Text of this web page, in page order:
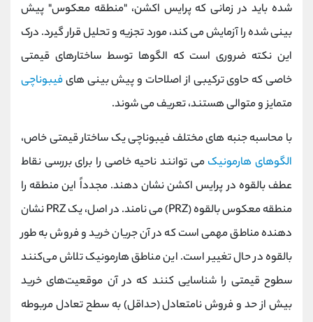
شده باید در زمانی که پرایس اکشن، "منطقه معکوس" پیش
بینی شده را آزمایش می کند، مورد تجزیه و تحلیل قرار گیرد. درک
این نکته ضروری است که الگوها توسط ساختارهای قیمتی
خاصی که حاوی ترکیبی از اصلاحات و پیش بینی هایفیبوناچی
متمایز و متوالی هستند، تعریف می شوند.
با محاسبه جنبه های مختلف فیبوناچی یک ساختار قیمتی خاص،
الگوهای هارمونیک می توانند ناحیه خاصی را برای بررسی نقاط
عطف بالقوه در پرایس اکشن نشان دهند. مجدداً این منطقه را
منطقه معکوس بالقوه (PRZ) می نامند. در اصل، یک PRZ نشان
دهنده مناطق مهمی است که در آن جریان خرید و فروش به طور
بالقوه در حال تغییر است. این مناطق هارمونیک تلاش می‌کنند
سطوح قیمتی را شناسایی کنند که در آن موقعیت‌های خرید
بیش از حد و فروش نامتعادل (حداقل) به سطح تعادل مربوطه